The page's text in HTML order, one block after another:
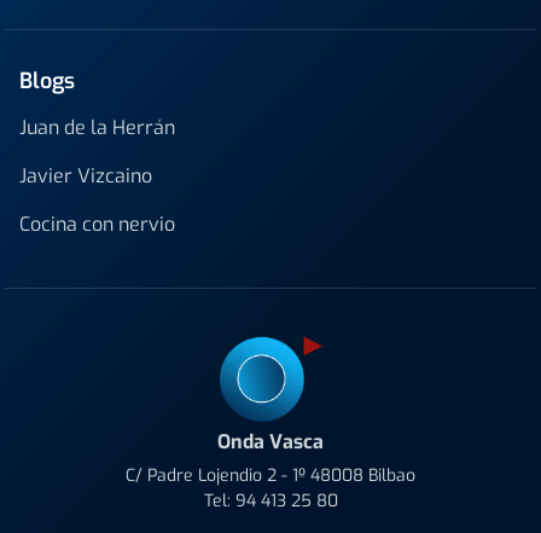
Blogs
Juan de la Herrán
Javier Vizcaino
Cocina con nervio
Onda Vasca
C/ Padre Lojendio 2 - 1º 48008 Bilbao
Tel: 94 413 25 80